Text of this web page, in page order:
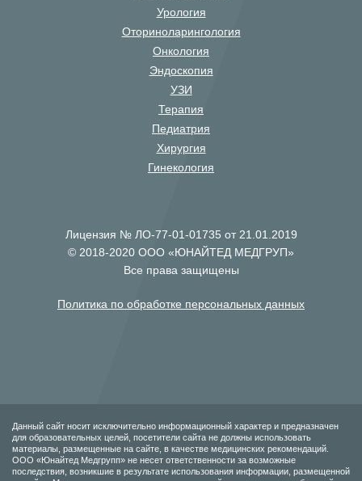
Урология
Оториноларингология
Онкология
Эндоскопия
УЗИ
Терапия
Педиатрия
Хирургия
Гинекология
Лицензия № ЛО-77-01-01735 от 21.01.2019
© 2018-2020 ООО «ЮНАЙТЕД МЕДГРУП»
Все права защищены
Политика по обработке персональных данных
Данный сайт носит исключительно информационный характер и предназначен
для образовательных целей, посетители сайта не должны использовать
материалы, размещенные на сайте, в качестве медицинских рекомендаций.
ООО «Юнайтед Медгрупп» не несет ответственности за возможные
последствия, возникшие в результате использования информации, размещенной